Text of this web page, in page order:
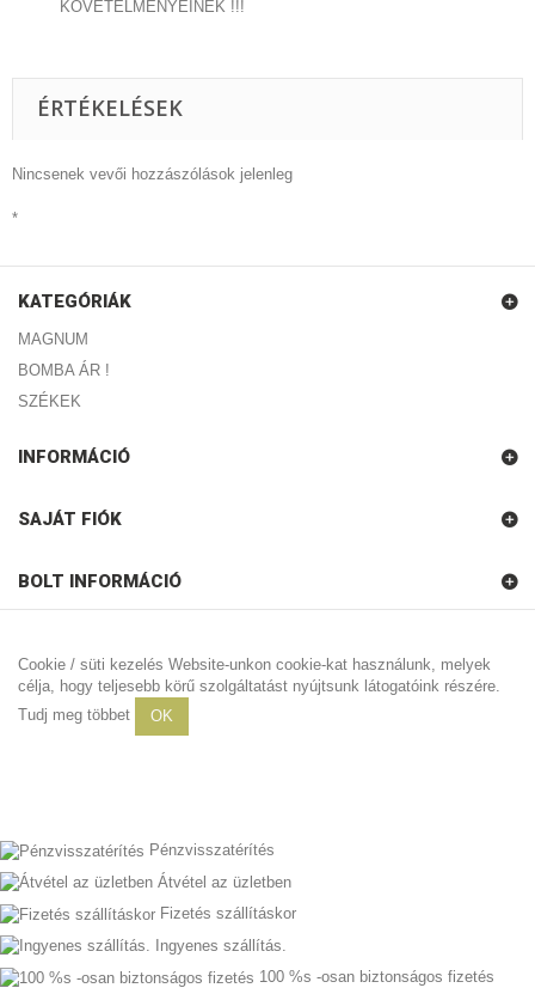
KÖVETELMÉNYEINEK !!!
ÉRTÉKELÉSEK
Nincsenek vevői hozzászólások jelenleg
*
KATEGÓRIÁK
MAGNUM
BOMBA ÁR !
SZÉKEK
INFORMÁCIÓ
SAJÁT FIÓK
BOLT INFORMÁCIÓ
Cookie / süti kezelés Website-unkon cookie-kat használunk, melyek
célja, hogy teljesebb körű szolgáltatást nyújtsunk látogatóink részére.
Tudj meg többet
OK
Pénzvisszatérítés
Átvétel az üzletben
Fizetés szállításkor
Ingyenes szállítás.
100 %s -osan biztonságos fizetés